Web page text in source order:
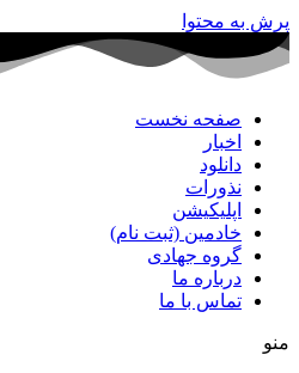
پرش به محتوا
صفحه نخست
اخبار
دانلود
نذورات
اپلیکیشن
خادمین (ثبت نام)
گروه جهادی
درباره ما
تماس با ما
منو